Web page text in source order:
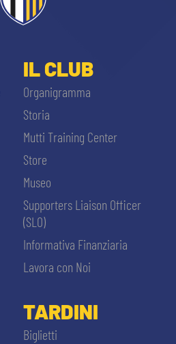
IL CLUB
Organigramma
Storia
Mutti Training Center
Store
Museo
Supporters Liaison Officer
(SLO)
Informativa Finanziaria
Lavora con Noi
TARDINI
Biglietti